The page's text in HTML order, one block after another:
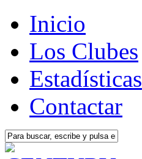
Inicio
Los Clubes
Estadísticas
Contactar